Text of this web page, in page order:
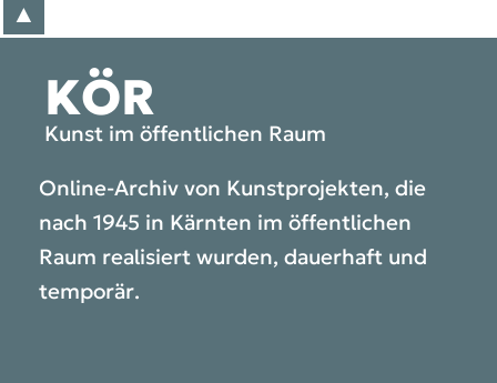
▲
KÖR
Kunst im öffentlichen Raum
Online-Archiv von Kunstprojekten, die
nach 1945 in Kärnten im öffentlichen
Raum realisiert wurden, dauerhaft und
temporär.